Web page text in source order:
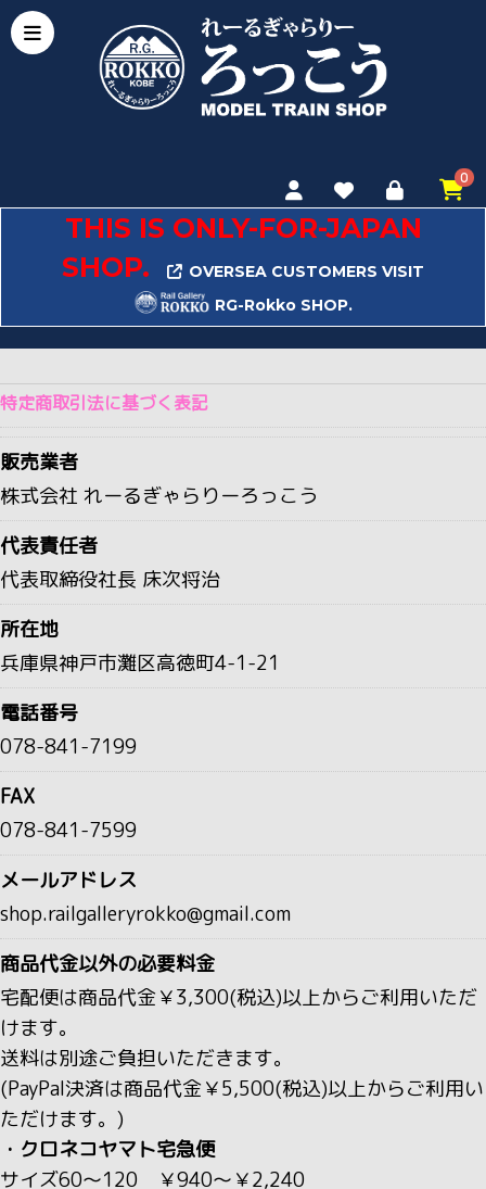
0
THIS IS ONLY-FOR-JAPAN
SHOP.
OVERSEA CUSTOMERS VISIT
RG-Rokko SHOP.
特定商取引法に基づく表記
販売業者
株式会社 れーるぎゃらりーろっこう
代表責任者
代表取締役社長 床次将治
所在地
兵庫県神戸市灘区高徳町4-1-21
電話番号
078-841-7199
FAX
078-841-7599
メールアドレス
shop.railgalleryrokko@gmail.com
商品代金以外の必要料金
宅配便は商品代金￥3,300(税込)以上からご利用いただ
けます。
送料は別途ご負担いただきます。
(PayPal決済は商品代金￥5,500(税込)以上からご利用い
ただけます。)
・クロネコヤマト宅急便
サイズ60～120 ￥940～￥2,240